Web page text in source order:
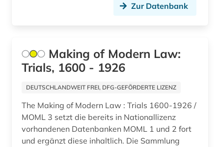
arabisch (1)
arachnologie (1)
arbeit (9)
arbeitplatz (1)
Nordamerika (4)
Nordrhein-Westfalen (3)
Oesterreich (51)
Ostasien (2)
Zur Datenbank
Making of Modern Law:
Trials, 1600 - 1926
DEUTSCHLANDWEIT FREI, DFG-GEFÖRDERTE LIZENZ
The Making of Modern Law : Trials 1600-1926 /
MOML 3 setzt die bereits in Nationallizenz
vorhandenen Datenbanken MOML 1 und 2 fort
und ergänzt diese inhaltlich. Die Sammlung